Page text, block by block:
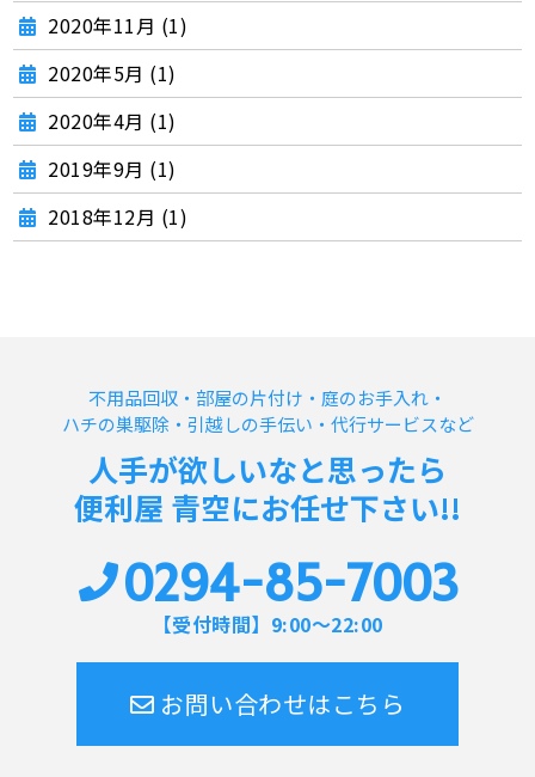
2020年11月 (1)
2020年5月 (1)
2020年4月 (1)
2019年9月 (1)
2018年12月 (1)
不用品回収・部屋の片付け・庭のお手入れ・
ハチの巣駆除・引越しの手伝い・代行サービスなど
人手が欲しいなと思ったら
便利屋 青空にお任せ下さい!!
0294-85-7003
【受付時間】9:00～22:00
お問い合わせはこちら